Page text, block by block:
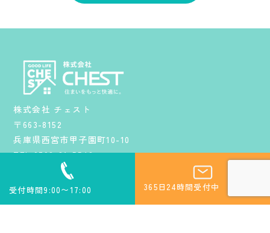
株式会社 チェスト
〒663-8152
兵庫県西宮市甲子園町10-10
TEL.0798-81-5543
HOME
サービス
SERVICE WORKS
会社概要プライバシーポリシー
PRIVACY POLICY
受付時間9:00〜17:00 365日24時間受付中